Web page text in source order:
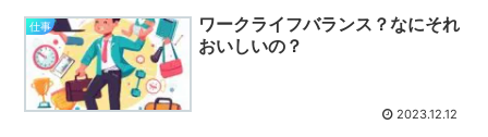
仕事
ワークライフバランス？なにそれ
おいしいの？
2023.12.12